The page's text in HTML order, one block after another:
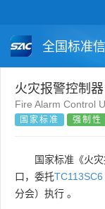
全国标准
国家标准
团体标准
国外标准
火灾报警控制器
Fire Alarm Control
国家标准 强制性
国家标准《火
口，委托TC113SC6
分会）执行 。